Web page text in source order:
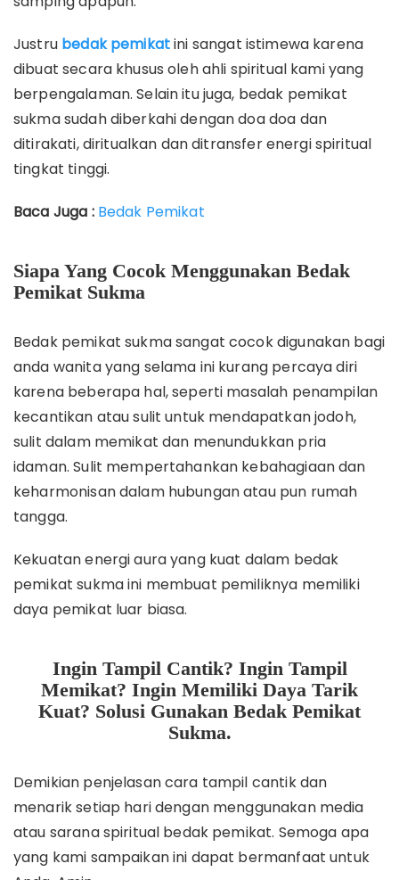
Justru bedak pemikatini sangat istimewa karena
dibuat secara khusus oleh ahli spiritual kami yang
berpengalaman. Selain itu juga, bedak pemikat
sukma sudah diberkahi dengan doa doa dan
ditirakati, diritualkan dan ditransfer energi spiritual
tingkat tinggi.
Baca Juga : Bedak Pemikat
Siapa Yang Cocok Menggunakan Bedak
Pemikat Sukma
Bedak pemikat sukma sangat cocok digunakan bagi
anda wanita yang selama ini kurang percaya diri
karena beberapa hal, seperti masalah penampilan
kecantikan atau sulit untuk mendapatkan jodoh,
sulit dalam memikat dan menundukkan pria
idaman. Sulit mempertahankan kebahagiaan dan
keharmonisan dalam hubungan atau pun rumah
tangga.
Kekuatan energi aura yang kuat dalam bedak
pemikat sukma ini membuat pemiliknya memiliki
daya pemikat luar biasa.
Ingin Tampil Cantik? Ingin Tampil
Memikat? Ingin Memiliki Daya Tarik
Kuat? Solusi Gunakan Bedak Pemikat
Sukma.
Demikian penjelasan cara tampil cantik dan
menarik setiap hari dengan menggunakan media
atau sarana spiritual bedak pemikat. Semoga apa
yang kami sampaikan ini dapat bermanfaat untuk